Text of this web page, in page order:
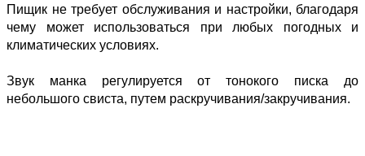
Пищик не требует обслуживания и настройки, благодаря
чему может использоваться при любых погодных и
климатических условиях.
Звук манка регулируется от тонокого писка до
небольшого свиста, путем раскручивания/закручивания.